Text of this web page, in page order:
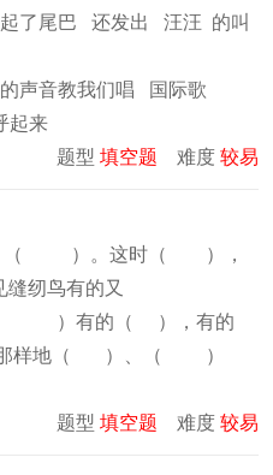
起了尾巴 还发出 汪汪 的叫
声音教我们唱 国际歌
起来
题型 填空题 难度 较易
（ ）。这时（ ），
纫鸟有的又
有的（ ），有的
那样地（ ）、（ ）
题型 填空题 难度 较易